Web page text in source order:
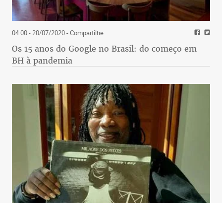
04:00 - 20/07/2020- Compartilhe
Os 15 anos do Google no Brasil: do começo em
BH à pandemia